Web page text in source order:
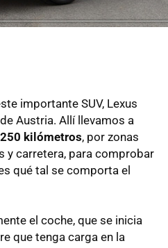
importante SUV, Lexus
Austria. Allí llevamos a
250 kilómetros, por zonas
y carretera, para comprobar
qué tal se comporta el
el coche, que se inicia
que tenga carga en la